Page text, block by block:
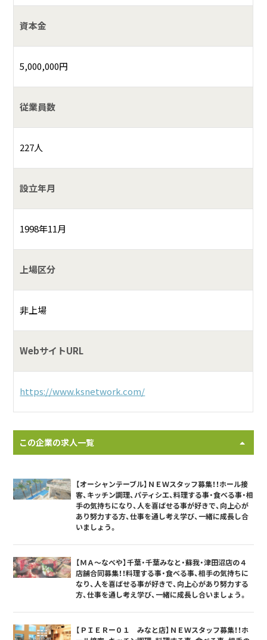
資本金
5,000,000円
従業員数
227人
設立年月
1998年11月
上場区分
非上場
WebサイトURL
https://www.ksnetwork.com/
この企業の求人一覧
【オーシャンテーブル】ＮＥＷスタッフ募集！！ホール接
客、キッチン調理、パティシエ、料理する事・食べる事・相
手の気持ちになり、人を喜ばせる事が好きで、向上心が
あり努力する方、仕事を通し考え学び、一緒に成長し合
いましょう。
【ＭＡ～なべや】千葉・千葉みなと・蘇我・津田沼店の４
店舗合同募集！！料理する事・食べる事、相手の気持ちに
なり、人を喜ばせる事が好きで、向上心があり努力する
方、仕事を通し考え学び、一緒に成長し合いましょう。
【ＰＩＥＲー０１ みなと店】ＮＥＷスタッフ募集！！ホ